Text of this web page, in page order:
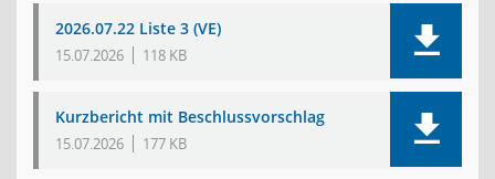
2026.07.22 Liste 3 (VE)
15.07.2026 118 KB
Kurzbericht mit Beschlussvorschlag
15.07.2026 177 KB